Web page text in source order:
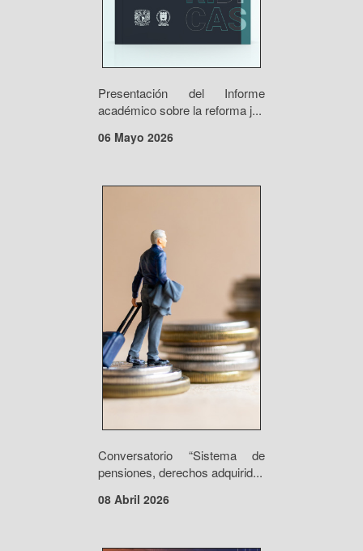
Presentación del Informe
académico sobre la reforma j...
06 Mayo 2026
Conversatorio “Sistema de
pensiones, derechos adquirid...
08 Abril 2026